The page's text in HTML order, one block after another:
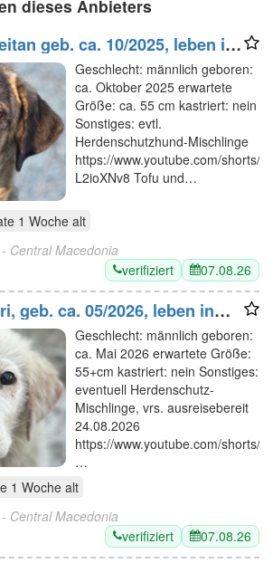
dieses Anbieters
geb. ca. 10/2025, leben in
im städt. Tierheim Serres
Geschlecht: männlich geboren:
ca. Oktober 2025 erwartete
Größe: ca. 55 cm kastriert: nein
Sonstiges: evtl.
Herdenschutzhund-Mischlinge
https://www.youtube.com/shorts/
L2ioXNv8 Tofu und…
1 Woche alt
- Central Macedonia
verifiziert
07.08.26
in
im städt. Tierheim Serres
Geschlecht: männlich geboren:
ca. Mai 2026 erwartete Größe:
55+cm kastriert: nein Sonstiges:
eventuell Herdenschutz-
Mischlinge, vrs. ausreisebereit
24.08.2026
https://www.youtube.com/shorts/
…
1 Woche alt
- Central Macedonia
verifiziert
07.08.26